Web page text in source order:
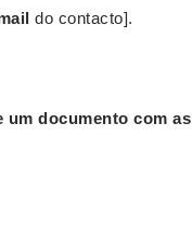
do contacto].
um documento com as